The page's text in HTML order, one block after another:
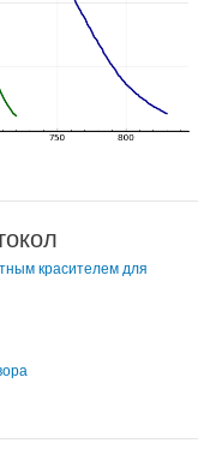
красителем для